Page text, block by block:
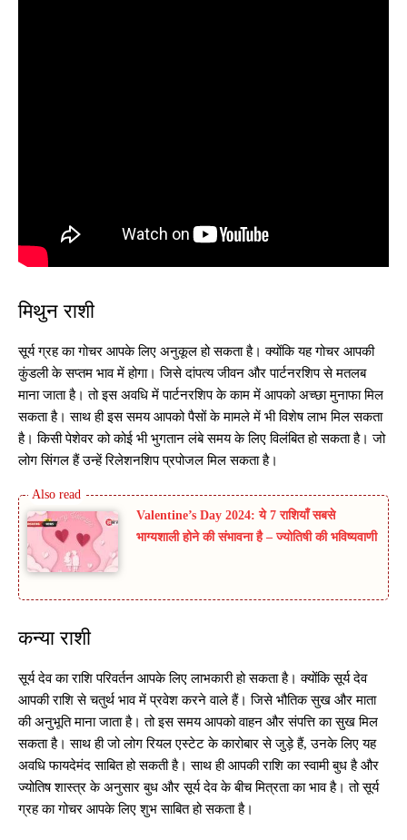
मिथुन राशी
सूर्य ग्रह का गोचर आपके लिए अनुकूल हो सकता है। क्योंकि यह गोचर आपकी
कुंडली के सप्तम भाव में होगा। जिसे दांपत्य जीवन और पार्टनरशिप से मतलब
माना जाता है। तो इस अवधि में पार्टनरशिप के काम में आपको अच्छा मुनाफा मिल
सकता है। साथ ही इस समय आपको पैसों के मामले में भी विशेष लाभ मिल सकता
है। किसी पेशेवर को कोई भी भुगतान लंबे समय के लिए विलंबित हो सकता है। जो
लोग सिंगल हैं उन्हें रिलेशनशिप प्रपोजल मिल सकता है।
Valentine’s Day 2024: ये 7 राशियाँ सबसे
भाग्यशाली होने की संभावना है – ज्योतिषी की भविष्यवाणी
कन्या राशी
सूर्य देव का राशि परिवर्तन आपके लिए लाभकारी हो सकता है। क्योंकि सूर्य देव
आपकी राशि से चतुर्थ भाव में प्रवेश करने वाले हैं। जिसे भौतिक सुख और माता
की अनुभूति माना जाता है। तो इस समय आपको वाहन और संपत्ति का सुख मिल
सकता है। साथ ही जो लोग रियल एस्टेट के कारोबार से जुड़े हैं, उनके लिए यह
अवधि फायदेमंद साबित हो सकती है। साथ ही आपकी राशि का स्वामी बुध है और
ज्योतिष शास्त्र के अनुसार बुध और सूर्य देव के बीच मित्रता का भाव है। तो सूर्य
ग्रह का गोचर आपके लिए शुभ साबित हो सकता है।